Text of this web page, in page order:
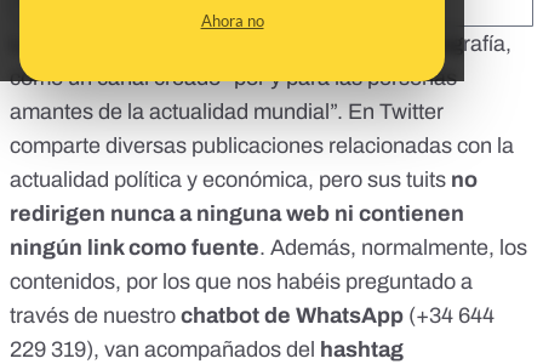
Ahora no
se define, según su biografía,
como un canal creado “por y para las personas
amantes de la actualidad mundial”. En Twitter
comparte diversas publicaciones relacionadas con la
actualidad política y económica, pero sus tuits no
redirigen nunca a ninguna web ni contienen
ningún link como fuente. Además, normalmente, los
contenidos, por los que nos habéis preguntado a
través de nuestro chatbot de WhatsApp (+34 644
229 319), van acompañados del hashtag